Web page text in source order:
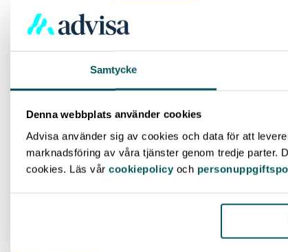
Samtycke
Denna webbplats använder cookies
Advisa använder sig av cookies och data för att
marknadsföring av våra tjänster genom tredje parter.
cookies. Läs vår cookiepolicy och